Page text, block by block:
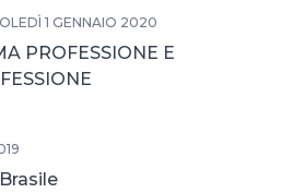
1 GENNAIO 2020
PROFESSIONE E